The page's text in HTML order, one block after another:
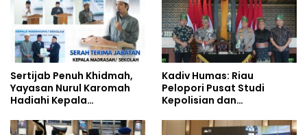
Sertijab Penuh Khidmah,
Yayasan Nurul Karomah
Hadiahi Kepala
Umrah
Kadiv Humas: Riau
Pelopori Pusat Studi
Kepolisian dan
Policing Masuki Babak